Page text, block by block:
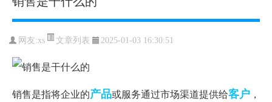
网友:xs 文章列表 2025-01-03 16:30:51
销售是指将企业的产品或服务通过市场渠道提供给客户 ，